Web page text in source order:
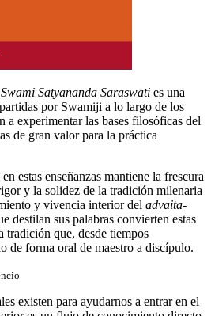
Satyananda Saraswati es una
por Swamiji a lo largo de los
experimentar las bases filosóficas del
de gran valor para la práctica
estas enseñanzas mantiene la frescura
y la solidez de la tradición milenaria
y vivencia interior del advaita-
destilan sus palabras convierten estas
tradición que, desde tiempos
de forma oral de maestro a discípulo.
existen para ayudarnos a entrar en el